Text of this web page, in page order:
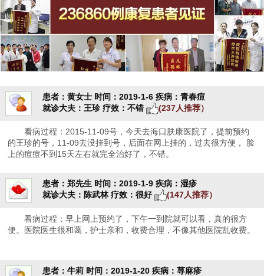
患者：黄女士 时间：2019-1-6 疾病：青春痘
就诊大夫：王珍 疗效：不错 (237人推荐）
看病过程：2015-11-09号，今天去海口肤康医院了，提前预约
的王珍的号，11-09去没挂到号，后面在网上挂的，过去很方便， 脸
上的痘痘不到15天左右就完全治好了，不错。
患者：郑先生 时间：2019-1-9 疾病：湿疹
就诊大夫：陈武林 疗效：很好 (147人推荐）
看病过程：早上网上预约了，下午一到院就可以看，真的很方
便。医院医生很和蔼，护士亲和，收费合理，不像其他医院乱收费。
患者：牛莉 时间：2019-1-20 疾病：荨麻疹